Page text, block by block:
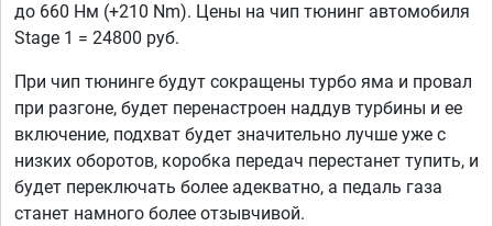
до 660 Нм (+210 Nm). Цены на чип тюнинг автомобиля
Stage 1 = 24800 руб.
При чип тюнинге будут сокращены турбо яма и провал
при разгоне, будет перенастроен наддув турбины и ее
включение, подхват будет значительно лучше уже с
низких оборотов, коробка передач перестанет тупить, и
будет переключать более адекватно, а педаль газа
станет намного более отзывчивой.